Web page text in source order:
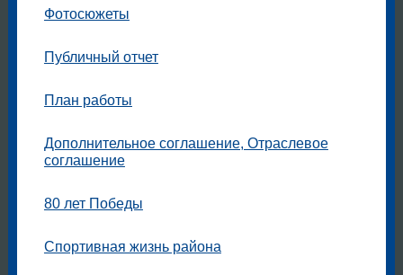
Фотосюжеты
Публичный отчет
План работы
Дополнительное соглашение, Отраслевое
соглашение
80 лет Победы
Спортивная жизнь района